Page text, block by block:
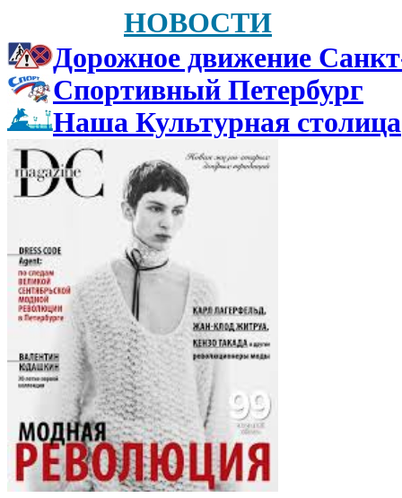
НОВОСТИ
Дорожное движение
Спортивный Петербург
Наша Культурная столица